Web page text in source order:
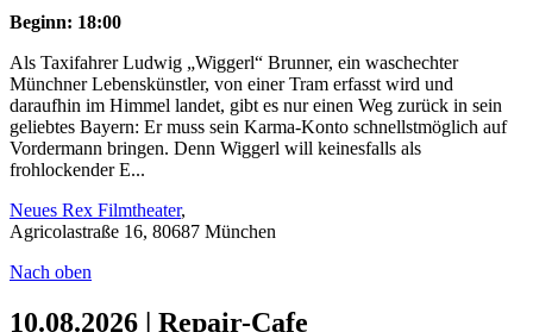
Beginn: 18:00
Als Taxifahrer Ludwig „Wiggerl“ Brunner, ein waschechter
Münchner Lebenskünstler, von einer Tram erfasst wird und
daraufhin im Himmel landet, gibt es nur einen Weg zurück in sein
geliebtes Bayern: Er muss sein Karma-Konto schnellstmöglich auf
Vordermann bringen. Denn Wiggerl will keinesfalls als
frohlockender E...
Neues Rex Filmtheater,
Agricolastraße 16, 80687 München
Nach oben
10.08.2026 | Repair-Cafe